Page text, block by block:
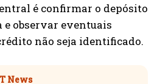
é confirmar o depósito
observar eventuais
não seja identificado.
News